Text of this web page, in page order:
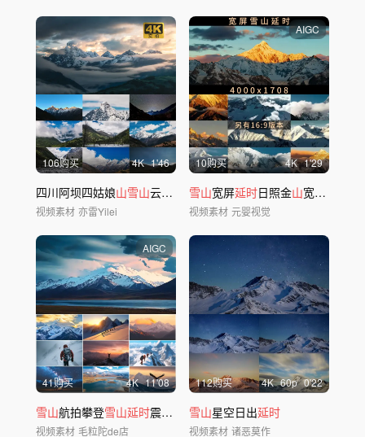
106购买 4K 1'46
四川阿坝四姑娘山雪山云雾缭绕 延时
视频素材 亦雷Yilei
AIGC
10购买 4K 1'29
雪山宽屏延时日照金山宽屏年会大气年会背景
视频素材 元婴视觉
AIGC
41购买 4K 11'08
雪山航拍攀登雪山延时震撼唯美 雪山日照金山
视频素材 毛粒陀de店
112购买 4K 60p 0'22
雪山星空日出延时
视频素材 诸恶莫作